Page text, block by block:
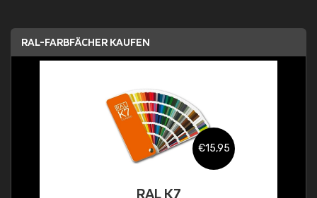
RAL-FARBFÄCHER KAUFEN
€15,95
RAL K7